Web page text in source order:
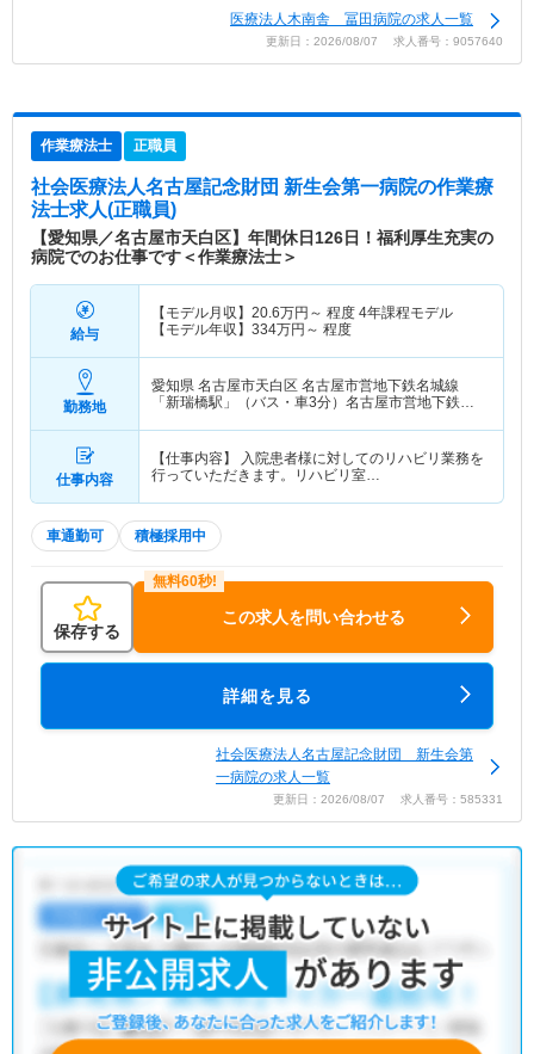
医療法人木南舎 冨田病院の求人一覧
更新日：2026/08/07 求人番号：9057640
作業療法士 正職員
社会医療法人名古屋記念財団 新生会第一病院の作業療
法士求人(正職員)
【愛知県／名古屋市天白区】年間休日126日！福利厚生充実の
病院でのお仕事です＜作業療法士＞
給与
【モデル月収】 20.6万円～ 程度 4年課程モデル
【モデル年収】 334万円～ 程度
勤務地
愛知県 名古屋市天白区 名古屋市営地下鉄名城線
「新瑞橋駅」（バス・車3分）名古屋市営地下鉄桜
仕事内容
【仕事内容】 入院患者様に対してのリハビリ業務を
行っていただきます。リハビリ室…
車通勤可 積極採用中
保存する
この求人を問い合わせる
詳細を見る
社会医療法人名古屋記念財団 新生会第
一病院の求人一覧
更新日：2026/08/07 求人番号：585331